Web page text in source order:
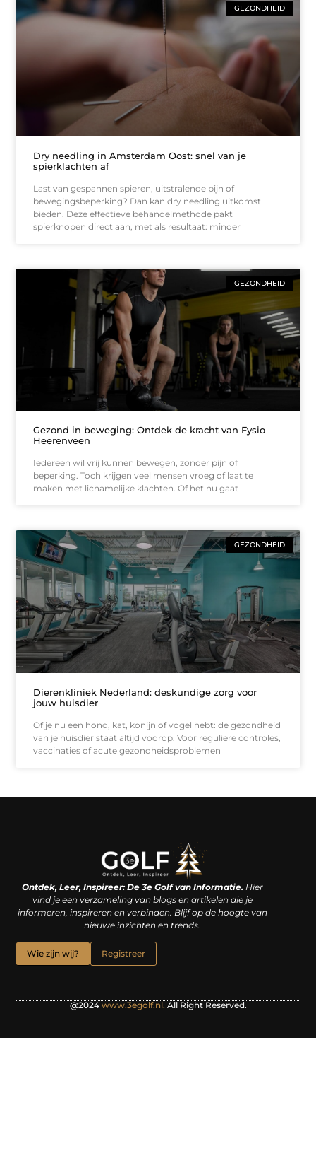
GEZONDHEID
Dry needling in Amsterdam Oost: snel van je
spierklachten af
Last van gespannen spieren, uitstralende pijn of
bewegingsbeperking? Dan kan dry needling uitkomst
bieden. Deze effectieve behandelmethode pakt
spierknopen direct aan, met als resultaat: minder
GEZONDHEID
Gezond in beweging: Ontdek de kracht van Fysio
Heerenveen
Iedereen wil vrij kunnen bewegen, zonder pijn of
beperking. Toch krijgen veel mensen vroeg of laat te
maken met lichamelijke klachten. Of het nu gaat
GEZONDHEID
Dierenkliniek Nederland: deskundige zorg voor
jouw huisdier
Of je nu een hond, kat, konijn of vogel hebt: de gezondheid
van je huisdier staat altijd voorop. Voor reguliere controles,
vaccinaties of acute gezondheidsproblemen
Ontdek, Leer, Inspireer: De 3e Golf van Informatie.Hier
vind je een verzameling van blogs en artikelen die je
informeren, inspireren en verbinden. Blijf op de hoogte van
nieuwe inzichten en trends.
Wie zijn wij? Registreer
@2024www.3egolf.nl.All Right Reserved.